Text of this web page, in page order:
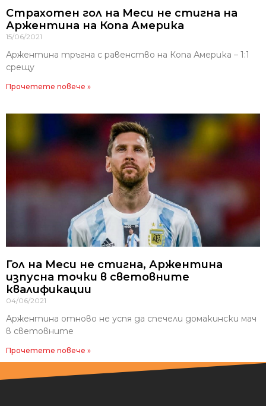
Страхотен гол на Меси не стигна на
Аржентина на Копа Америка
15/06/2021
Аржентина тръгна с равенство на Копа Америка – 1:1
срещу
Прочетете повече »
Гол на Меси не стигна, Аржентина
изпусна точки в световните
квалификации
04/06/2021
Аржентина отново не успя да спечели домакински мач
в световните
Прочетете повече »